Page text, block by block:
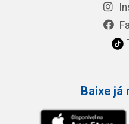
Baixe já